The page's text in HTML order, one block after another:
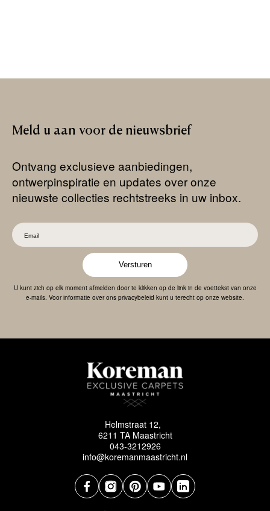
Meld u aan voor de nieuwsbrief
Ontvang exclusieve aanbiedingen,
ontwerpinspiratie en updates over onze
nieuwste collecties rechtstreeks in uw inbox.
Versturen
U kunt zich op elk moment afmelden door te klikken op de link in de voettekst van onze
e-mails. Voor informatie over ons privacybeleid kunt u terecht op onze website.
Helmstraat 12,
6211 TA Maastricht
043-3212926
info@koremanmaastricht.nl